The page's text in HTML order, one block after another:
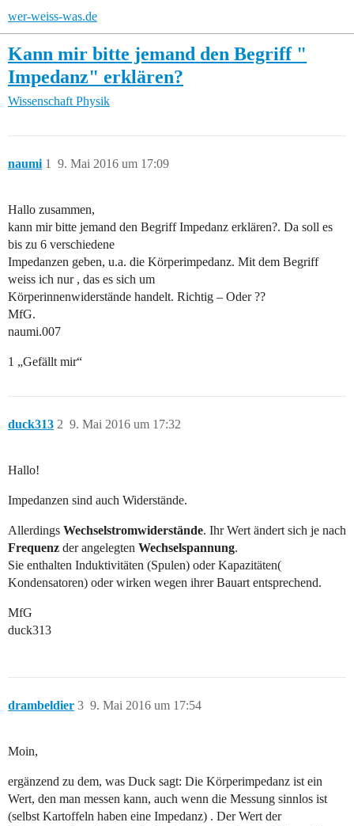
wer-weiss-was.de
Kann mir bitte jemand den Begriff "
Impedanz" erklären?
Wissenschaft Physik
naumi 9. Mai 2016 um 17:09
1
Hallo zusammen,
kann mir bitte jemand den Begriff Impedanz erklären?. Da soll es
bis zu 6 verschiedene
Impedanzen geben, u.a. die Körperimpedanz. Mit dem Begriff
weiss ich nur , das es sich um
Körperinnenwiderstände handelt. Richtig – Oder ??
MfG.
naumi.007
1 „Gefällt mir“
duck313 9. Mai 2016 um 17:32
2
Hallo!
Impedanzen sind auch Widerstände.
Allerdings Wechselstromwiderstände. Ihr Wert ändert sich je nach
Frequenz der angelegten Wechselspannung.
Sie enthalten Induktivitäten (Spulen) oder Kapazitäten(
Kondensatoren) oder wirken wegen ihrer Bauart entsprechend.
MfG
duck313
drambeldier 9. Mai 2016 um 17:54
3
Moin,
ergänzend zu dem, was Duck sagt: Die Körperimpedanz ist ein
Wert, den man messen kann, auch wenn die Messung sinnlos ist
(selbst Kartoffeln haben eine Impedanz) . Der Wert der